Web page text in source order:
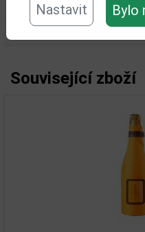
Nastavit Bylo
Objem obalu (L):
Související zboží